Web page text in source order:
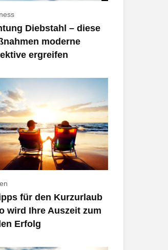
Diebstahl – diese
moderne
ergreifen
für den Kurzurlaub
wird Ihre Auszeit zum
Erfolg